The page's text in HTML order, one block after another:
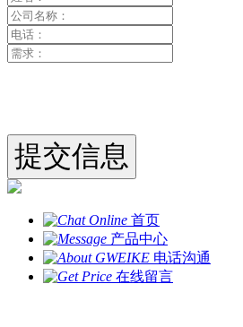
首页
产品中心
电话沟通
在线留言